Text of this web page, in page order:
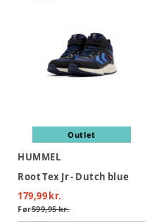
Outlet
HUMMEL
Root Tex Jr - Dutch blue
179,99 kr.
Før599,95 kr.